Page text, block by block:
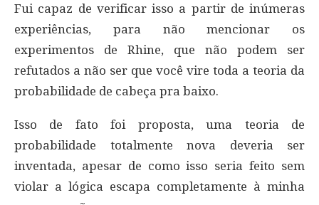
Fui capaz de verificar isso a partir de inúmeras
experiências, para não mencionar os
experimentos de Rhine, que não podem ser
refutados a não ser que você vire toda a teoria da
probabilidade de cabeça pra baixo.
Isso de fato foi proposta, uma teoria de
probabilidade totalmente nova deveria ser
inventada, apesar de como isso seria feito sem
violar a lógica escapa completamente à minha